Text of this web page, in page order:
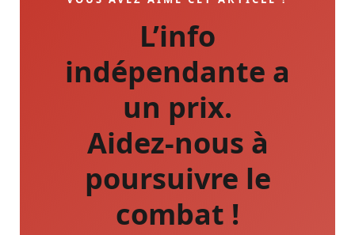
L’info
indépendante a
un prix.
Aidez-nous à
poursuivre le
combat !